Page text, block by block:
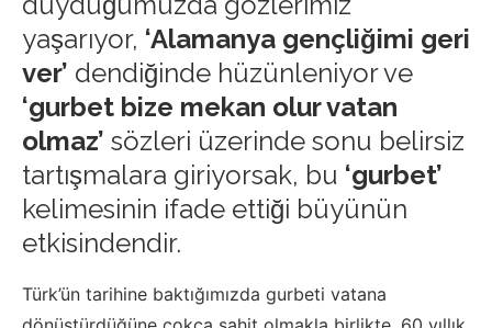
yaşarıyor, ‘Alamanya gençliğimi geri
ver’ dendiğinde hüzünleniyor ve
‘gurbet bize mekan olur vatan
olmaz’ sözleri üzerinde sonu belirsiz
tartışmalara giriyorsak, bu ‘gurbet’
kelimesinin ifade ettiği büyünün
etkisindendir.
Türk’ün tarihine baktığımızda gurbeti vatana